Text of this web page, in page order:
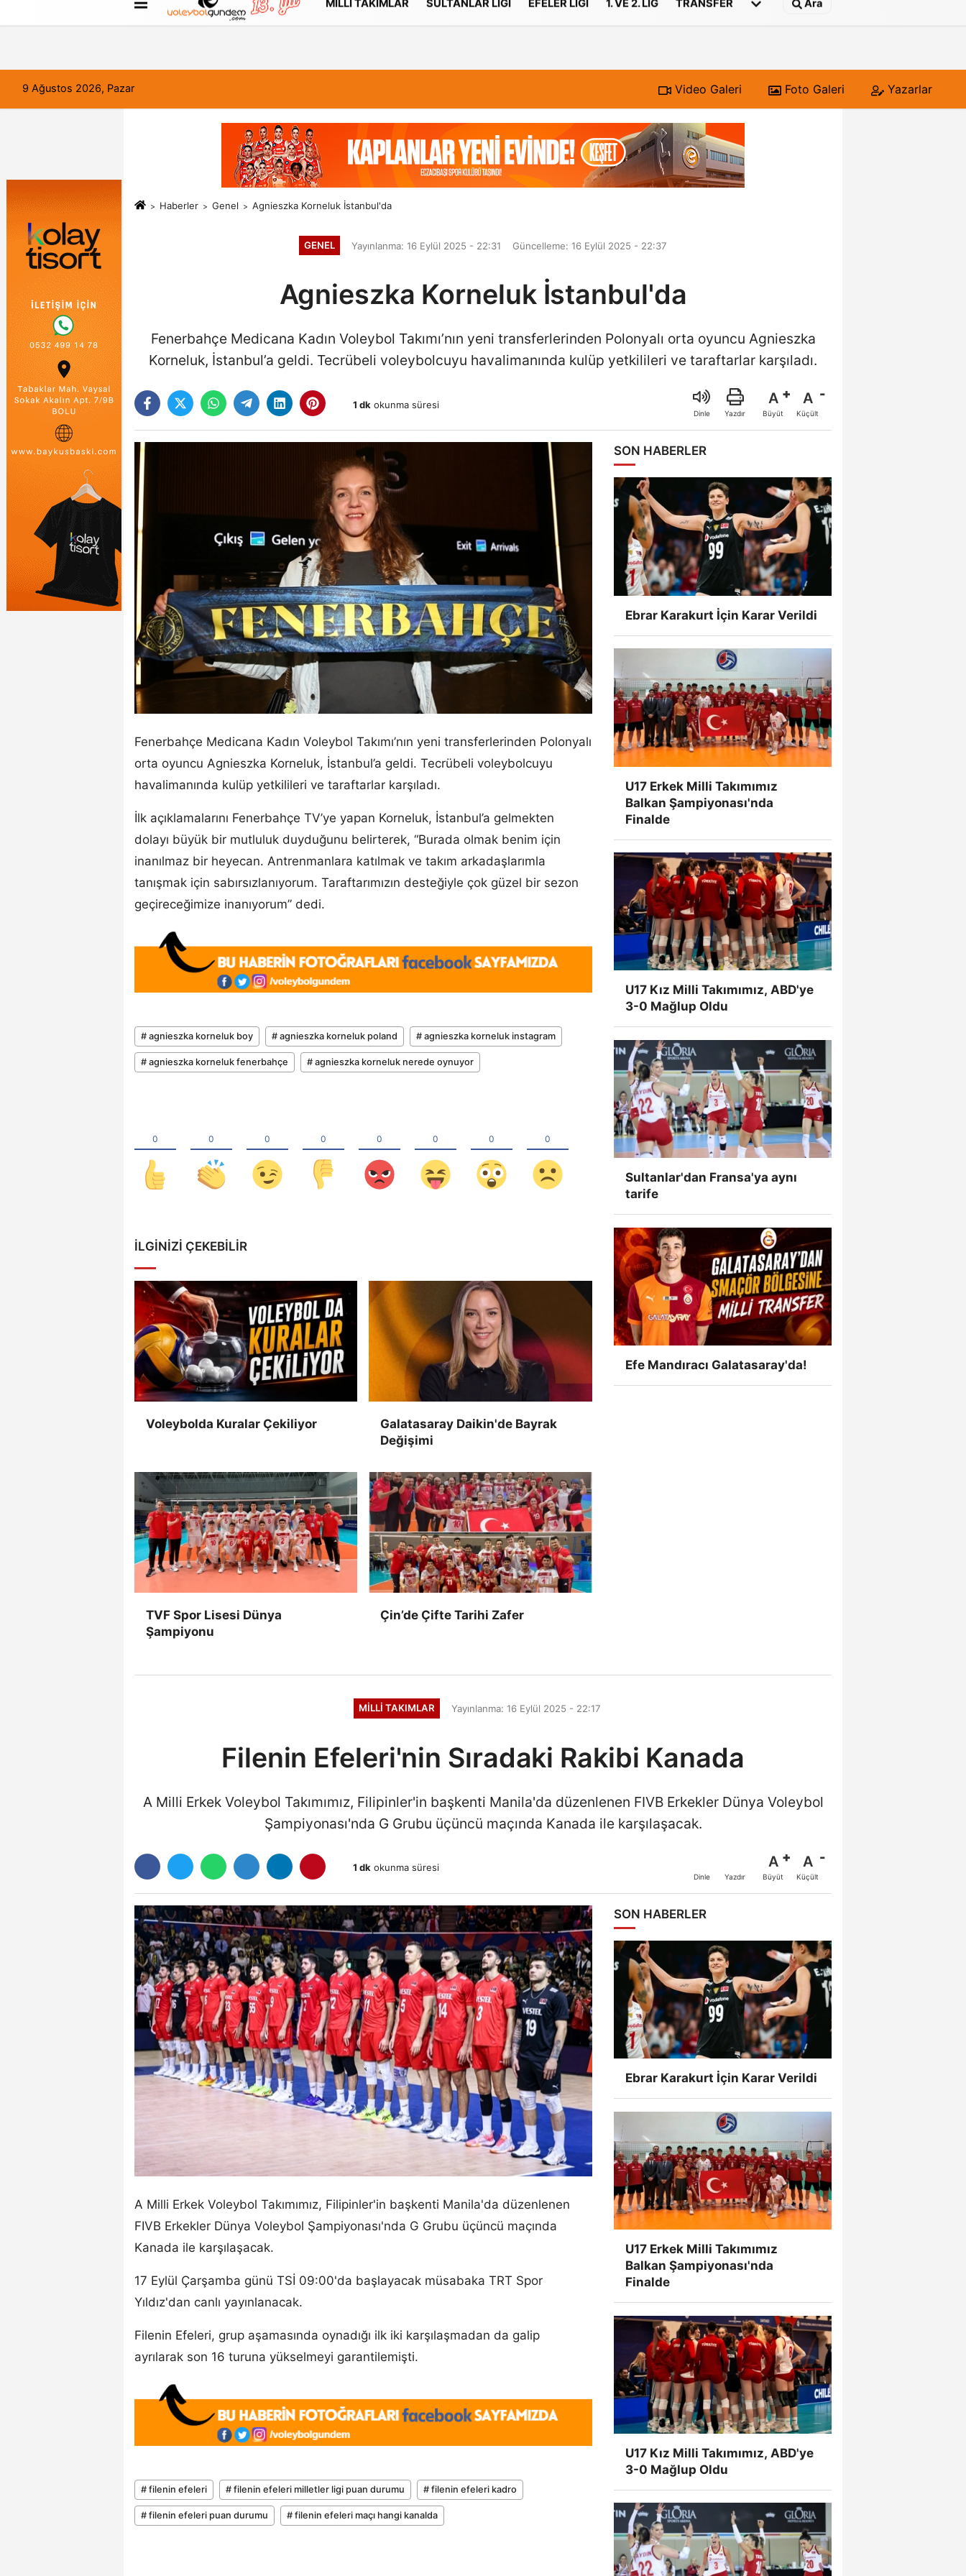
FORUM Haber Gönder Künye
MILLI TAKIMLAR SULTANLAR LIGI EFELER LIGI 1. VE 2. LIG TRANSFER Ara
9 Ağustos 2026, Pazar Video Galeri Foto Galeri Yazarlar
Haberler Genel Agnieszka Korneluk İstanbul'da
GENEL Yayınlanma: 16 Eylül 2025 - 22:31 Güncelleme: 16 Eylül 2025 - 22:37
Agnieszka Korneluk İstanbul'da
Fenerbahçe Medicana Kadın Voleybol Takımı’nın yeni transferlerinden Polonyalı orta oyuncu Agnieszka
Korneluk, İstanbul’a geldi. Tecrübeli voleybolcuyu havalimanında kulüp yetkilileri ve taraftarlar karşıladı.
1 dk okunma süresi
Dinle Yazdır
A
Büyüt
A
Küçült
Fenerbahçe Medicana Kadın Voleybol Takımı’nın yeni transferlerinden Polonyalı
orta oyuncu Agnieszka Korneluk, İstanbul’a geldi. Tecrübeli voleybolcuyu
havalimanında kulüp yetkilileri ve taraftarlar karşıladı.
İlk açıklamalarını Fenerbahçe TV’ye yapan Korneluk, İstanbul’a gelmekten
dolayı büyük bir mutluluk duyduğunu belirterek, “Burada olmak benim için
inanılmaz bir heyecan. Antrenmanlara katılmak ve takım arkadaşlarımla
tanışmak için sabırsızlanıyorum. Taraftarımızın desteğiyle çok güzel bir sezon
geçireceğimize inanıyorum” dedi.
# agnieszka korneluk boy # agnieszka korneluk poland # agnieszka korneluk instagram
# agnieszka korneluk fenerbahçe # agnieszka korneluk nerede oynuyor
İLGINIZI ÇEKEBILIR
Voleybolda Kuralar Çekiliyor
Galatasaray Daikin'de Bayrak
Değişimi
TVF Spor Lisesi Dünya
Şampiyonu
Çin’de Çifte Tarihi Zafer
SON HABERLER
Ebrar Karakurt İçin Karar Verildi
U17 Erkek Milli Takımımız
Balkan Şampiyonası'nda
Finalde
U17 Kız Milli Takımımız, ABD'ye
3-0 Mağlup Oldu
Sultanlar'dan Fransa'ya aynı
tarife
Efe Mandıracı Galatasaray'da!
MILLI TAKIMLAR Yayınlanma: 16 Eylül 2025 - 22:17
Filenin Efeleri'nin Sıradaki Rakibi Kanada
A Milli Erkek Voleybol Takımımız, Filipinler'in başkenti Manila'da düzenlenen FIVB Erkekler Dünya Voleybol
Şampiyonası'nda G Grubu üçüncü maçında Kanada ile karşılaşacak.
1 dk okunma süresi
Dinle Yazdır
A
Büyüt
A
Küçült
A Milli Erkek Voleybol Takımımız, Filipinler'in başkenti Manila'da düzenlenen
FIVB Erkekler Dünya Voleybol Şampiyonası'nda G Grubu üçüncü maçında
Kanada ile karşılaşacak.
17 Eylül Çarşamba günü TSİ 09:00'da başlayacak müsabaka TRT Spor
Yıldız'dan canlı yayınlanacak.
Filenin Efeleri, grup aşamasında oynadığı ilk iki karşılaşmadan da galip
ayrılarak son 16 turuna yükselmeyi garantilemişti.
# filenin efeleri # filenin efeleri milletler ligi puan durumu # filenin efeleri kadro
# filenin efeleri puan durumu # filenin efeleri maçı hangi kanalda
SON HABERLER
Ebrar Karakurt İçin Karar Verildi
U17 Erkek Milli Takımımız
Balkan Şampiyonası'nda
Finalde
U17 Kız Milli Takımımız, ABD'ye
3-0 Mağlup Oldu